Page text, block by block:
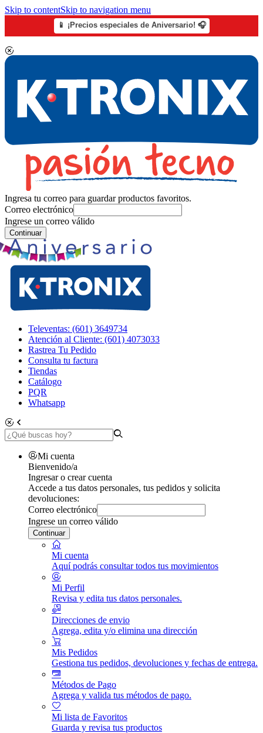
Skip to contentSkip to navigation menu
📱 ¡Precios especiales de Aniversario! 🎧
Ingresa tu correo para guardar productos favoritos.
Correo electrónico
Ingrese un correo válido
Continuar
Televentas: (601) 3649734
Atención al Cliente: (601) 4073033
Rastrea Tu Pedido
Consulta tu factura
Tiendas
Catálogo
PQR
Whatsapp
Mi cuenta
Bienvenido/a
Ingresar o crear cuenta
Accede a tus datos personales, tus pedidos y solicita
devoluciones:
Correo electrónico
Ingrese un correo válido
Continuar
Mi cuenta
Aquí podrás consultar todos tus movimientos
Mi Perfil
Revisa y edita tus datos personales.
Direcciones de envio
Agrega, edita y/o elimina una dirección
Mis Pedidos
Gestiona tus pedidos, devoluciones y fechas de entrega.
Métodos de Pago
Agrega y valida tus métodos de pago.
Mi lista de Favoritos
Guarda y revisa tus productos